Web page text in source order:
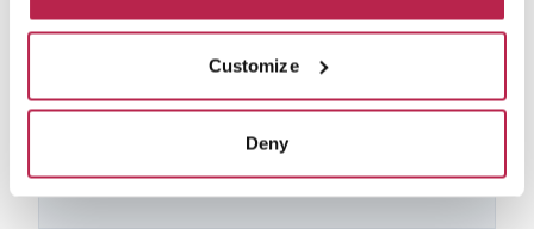
Customize
Deny
plaatsen, per de eigenaars aanvraag. Als je
dan contact op met ons.
Bekijk private collectie